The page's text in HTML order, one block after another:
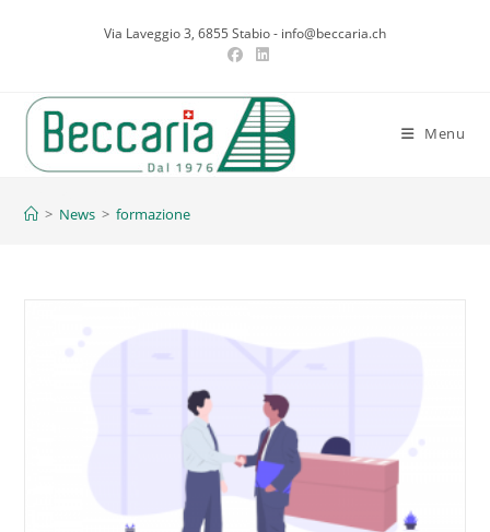
Via Laveggio 3, 6855 Stabio - info@beccaria.ch
Menu
> News > formazione